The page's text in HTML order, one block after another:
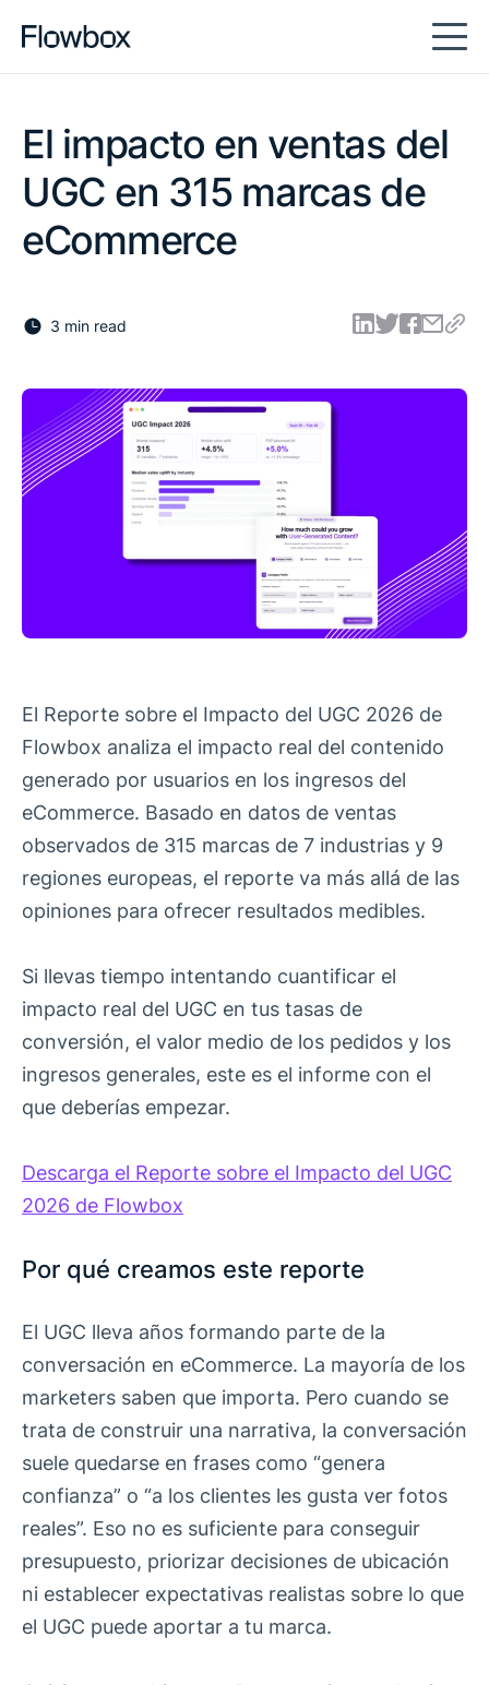
El impacto en ventas del
UGC en 315 marcas de
eCommerce
3 min read
El Reporte sobre el Impacto del UGC 2026 de
Flowbox analiza el impacto real del contenido
generado por usuarios en los ingresos del
eCommerce. Basado en datos de ventas
observados de 315 marcas de 7 industrias y 9
regiones europeas, el reporte va más allá de las
opiniones para ofrecer resultados medibles.
Si llevas tiempo intentando cuantificar el
impacto real del UGC en tus tasas de
conversión, el valor medio de los pedidos y los
ingresos generales, este es el informe con el
que deberías empezar.
Descarga el Reporte sobre el Impacto del UGC
2026 de Flowbox
Por qué creamos este reporte
El UGC lleva años formando parte de la
conversación en eCommerce. La mayoría de los
marketers saben que importa. Pero cuando se
trata de construir una narrativa, la conversación
suele quedarse en frases como “genera
confianza” o “a los clientes les gusta ver fotos
reales”. Eso no es suficiente para conseguir
presupuesto, priorizar decisiones de ubicación
ni establecer expectativas realistas sobre lo que
el UGC puede aportar a tu marca.